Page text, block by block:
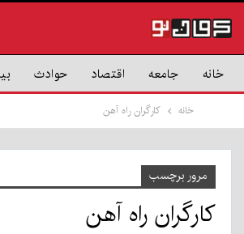
خانه جامعه اقتصاد حوادث
خانه کارگران راه آهن
مرور برچسب
کارگران راه آهن